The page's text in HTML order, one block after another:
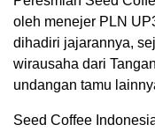
oleh menejer PLN
dihadiri jajarannya,
wirausaha dari
undangan tamu
Seed Coffee